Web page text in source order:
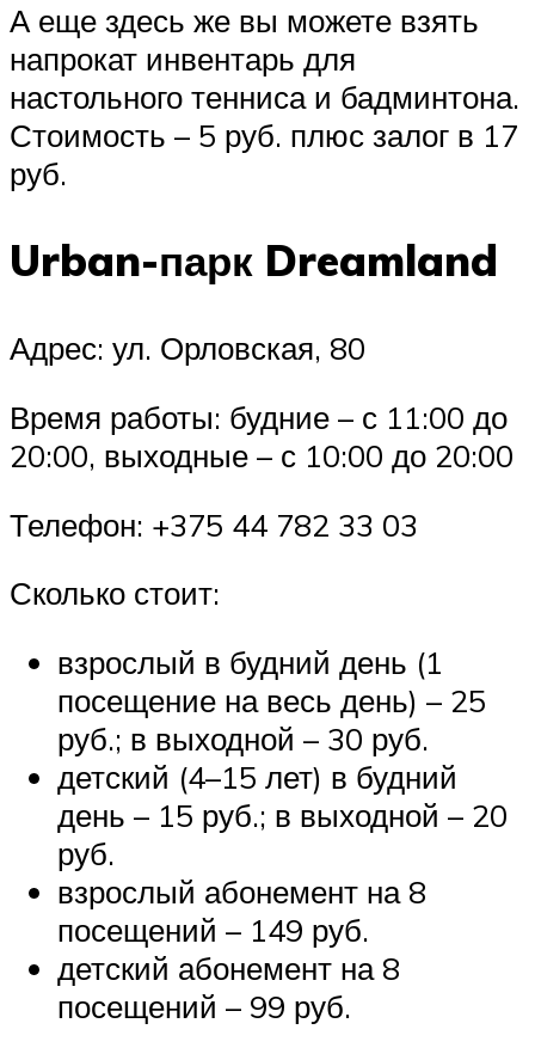
А еще здесь же вы можете взять
напрокат инвентарь для
настольного тенниса и бадминтона.
Стоимость – 5 руб. плюс залог в 17
руб.
Urban-парк Dreamland
Адрес: ул. Орловская, 80
Время работы: будние – с 11:00 до
20:00, выходные – с 10:00 до 20:00
Телефон: +375 44 782 33 03
Сколько стоит:
взрослый в будний день (1
посещение на весь день) – 25
руб.; в выходной – 30 руб.
детский (4–15 лет) в будний
день – 15 руб.; в выходной – 20
руб.
взрослый абонемент на 8
посещений – 149 руб.
детский абонемент на 8
посещений – 99 руб.